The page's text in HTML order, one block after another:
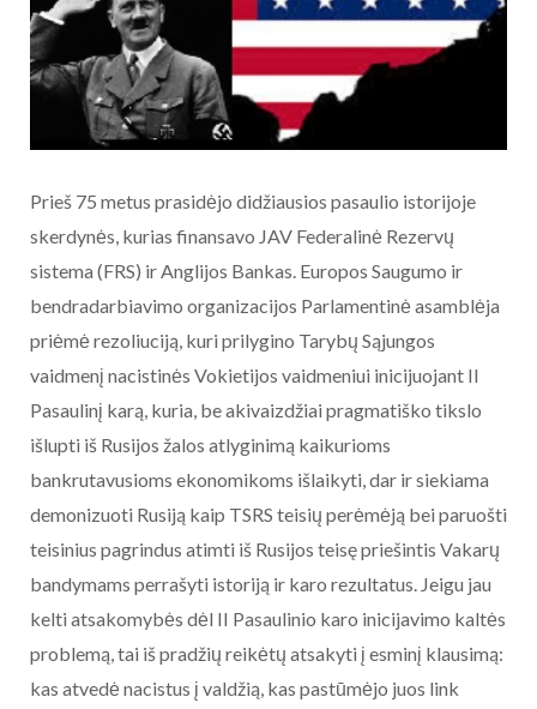
Prieš 75 metus prasidėjo didžiausios pasaulio istorijoje
skerdynės, kurias finansavo JAV Federalinė Rezervų
sistema (FRS) ir Anglijos Bankas. Europos Saugumo ir
bendradarbiavimo organizacijos Parlamentinė asamblėja
priėmė rezoliuciją, kuri prilygino Tarybų Sąjungos
vaidmenį nacistinės Vokietijos vaidmeniui inicijuojant II
Pasaulinį karą, kuria, be akivaizdžiai pragmatiško tikslo
išlupti iš Rusijos žalos atlyginimą kaikurioms
bankrutavusioms ekonomikoms išlaikyti, dar ir siekiama
demonizuoti Rusiją kaip TSRS teisių perėmėją bei paruošti
teisinius pagrindus atimti iš Rusijos teisę priešintis Vakarų
bandymams perrašyti istoriją ir karo rezultatus. Jeigu jau
kelti atsakomybės dėl II Pasaulinio karo inicijavimo kaltės
problemą, tai iš pradžių reikėtų atsakyti į esminį klausimą:
kas atvedė nacistus į valdžią, kas pastūmėjo juos link